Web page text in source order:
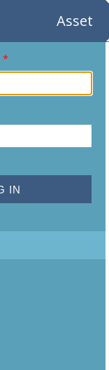
Asset
*
Ex libris voor Kr. Strijd door Jan C. Maas